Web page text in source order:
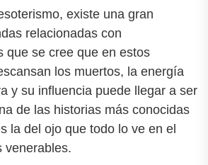
existe una gran
relacionadas con
que se cree que en estos
los muertos, la energía
y su influencia puede llegar a ser
de las historias más conocidas
la del ojo que todo lo ve en el
venerables.